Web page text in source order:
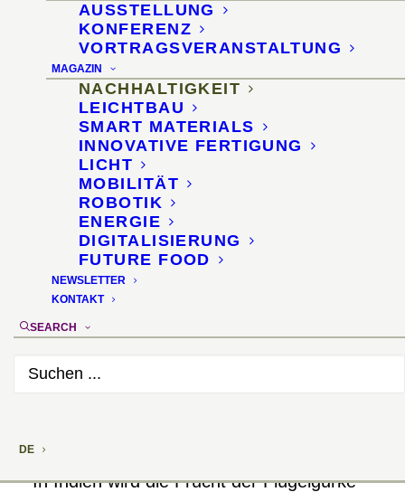
AUSSTELLUNG
KONFERENZ
VORTRAGSVERANSTALTUNG
MAGAZIN
NACHHALTIGKEIT
LEICHTBAU
SMART MATERIALS
INNOVATIVE FERTIGUNG
LICHT
MOBILITÄT
ROBOTIK
ENERGIE
DIGITALISIERUNG
FUTURE FOOD
NEWSLETTER
KONTAKT
SEARCH
DE
13. Februar 2019
In Indien wird die Frucht der Flügelgurke